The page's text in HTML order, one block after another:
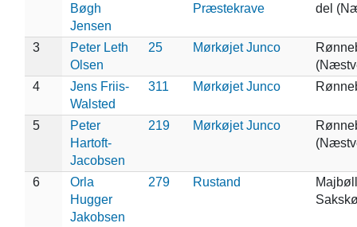
Bøgh
Jensen
Præstekrave
del
3
Peter Leth
Olsen
25 Mørkøjet Junco
4
Jens Friis-
Walsted
311 Mørkøjet Junco
5
Peter
Hartoft-
Jacobsen
219 Mørkøjet Junco
6
Orla
Hugger
Jakobsen
279 Rustand